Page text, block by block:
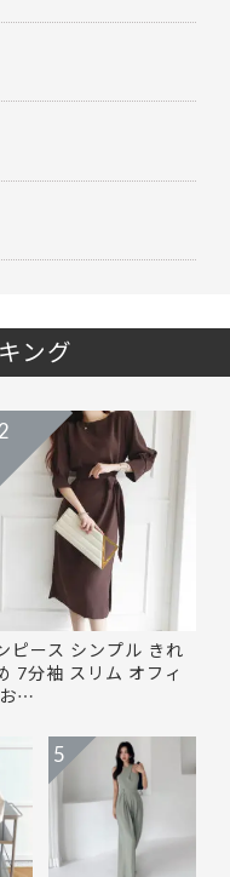
ング
ピース シンプル きれ
7分袖 スリム オフィ
…
5